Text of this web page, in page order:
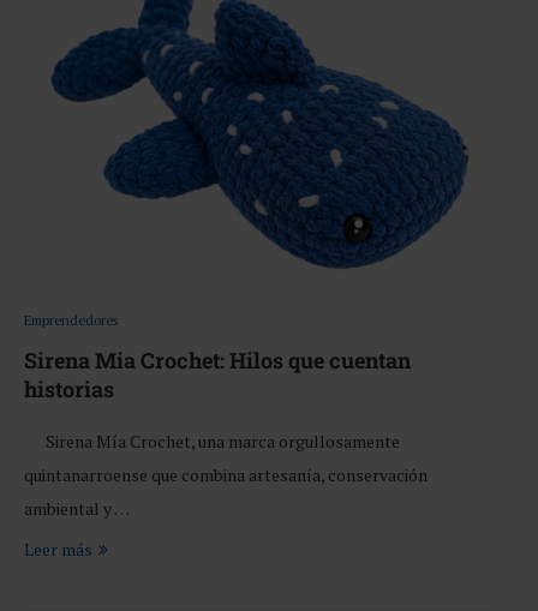
Emprendedores
Sirena Mia Crochet: Hilos que cuentan
historias
Sirena Mía Crochet, una marca orgullosamente
quintanarroense que combina artesanía, conservación
ambiental y …
Leer más